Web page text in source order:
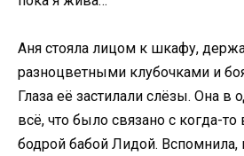
Аня стояла лицом к шкафу,
разноцветными клубочками и
Глаза её застилали слёзы. Она в
всё, что было связано с когда-
бодрой бабой Лидой. Вспомнила,